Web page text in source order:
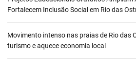
Fortalecem Inclusão Social em Rio das
Movimento intenso nas praias de Rio das
turismo e aquece economia local